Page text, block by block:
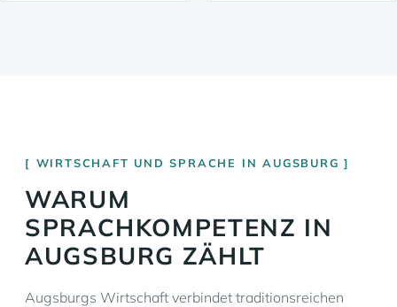
WIRTSCHAFT UND SPRACHE IN AUGSBURG
WARUM
SPRACHKOMPETENZ IN
AUGSBURG ZÄHLT
Augsburgs Wirtschaft verbindet traditionsreichen